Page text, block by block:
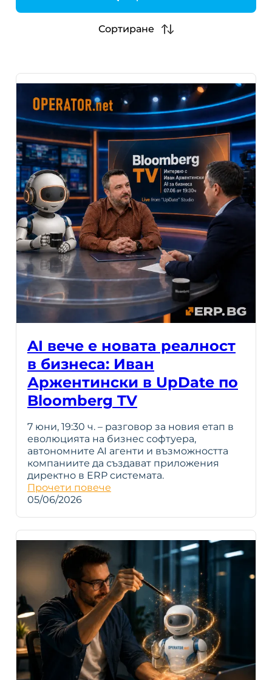
h
Сортиране
AI вече е новата реалност
в бизнеса: Иван
Аржентински в UpDate по
Bloomberg TV
7 юни, 19:30 ч. – разговор за новия етап в
еволюцията на бизнес софтуера,
автономните AI агенти и възможността
компаниите да създават приложения
директно в ERP системата.
Прочети повече
05/06/2026